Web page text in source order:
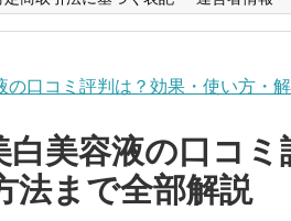
の口コミ評判は？効果・使い方・
美容液の口コミ
法まで全部解説